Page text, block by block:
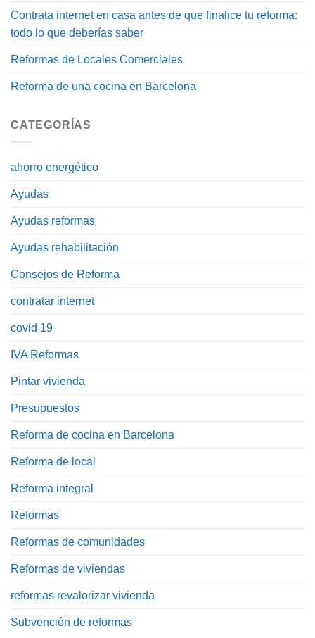
Contrata internet en casa antes de que finalice tu reforma:
todo lo que deberías saber
Reformas de Locales Comerciales
Reforma de una cocina en Barcelona
CATEGORÍAS
ahorro energético
Ayudas
Ayudas reformas
Ayudas rehabilitación
Consejos de Reforma
contratar internet
covid 19
IVA Reformas
Pintar vivienda
Presupuestos
Reforma de cocina en Barcelona
Reforma de local
Reforma integral
Reformas
Reformas de comunidades
Reformas de viviendas
reformas revalorizar vivienda
Subvención de reformas